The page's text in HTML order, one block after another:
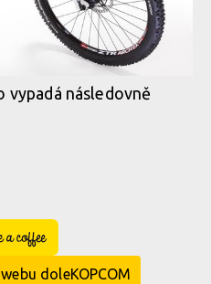
vypadá následovně
a Coffee
doleKOPCOM